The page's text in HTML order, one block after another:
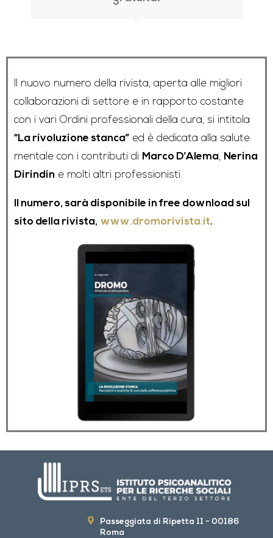
Il nuovo numero della rivista, aperta alle migliori
collaborazioni di settore e in rapporto costante
con i vari Ordini professionali della cura, si intitola
“La rivoluzione stanca” ed è dedicata alla salute
mentale con i contributi di Marco D’Alema, Nerina
Dirindin e molti altri professionisti.
Il numero, sarà disponibile in free download sul
sito della rivista, www.dromorivista.it.
Passeggiata di Ripetta 11 - 00186
Roma